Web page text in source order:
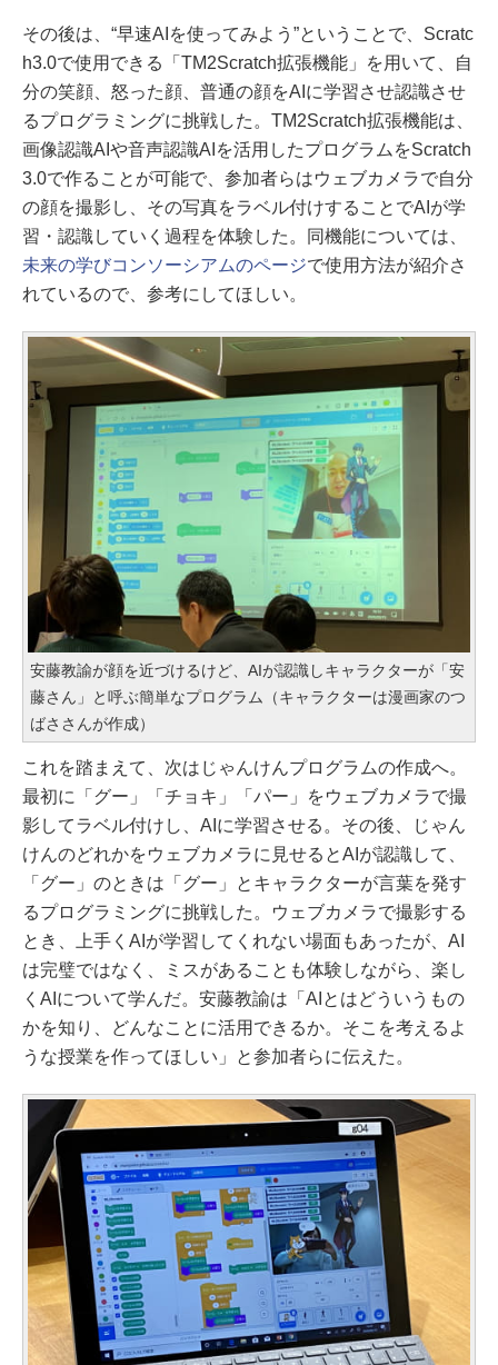
その後は、“早速AIを使ってみよう”ということで、Scratc
h3.0で使用できる「TM2Scratch拡張機能」を用いて、自
分の笑顔、怒った顔、普通の顔をAIに学習させ認識させ
るプログラミングに挑戦した。TM2Scratch拡張機能は、
画像認識AIや音声認識AIを活用したプログラムをScratch
3.0で作ることが可能で、参加者らはウェブカメラで自分
の顔を撮影し、その写真をラベル付けすることでAIが学
習・認識していく過程を体験した。同機能については、
未来の学びコンソーシアムのページで使用方法が紹介さ
れているので、参考にしてほしい。
安藤教諭が顔を近づけるけど、AIが認識しキャラクターが「安
藤さん」と呼ぶ簡単なプログラム（キャラクターは漫画家のつ
ばささんが作成）
これを踏まえて、次はじゃんけんプログラムの作成へ。
最初に「グー」「チョキ」「パー」をウェブカメラで撮
影してラベル付けし、AIに学習させる。その後、じゃん
けんのどれかをウェブカメラに見せるとAIが認識して、
「グー」のときは「グー」とキャラクターが言葉を発す
るプログラミングに挑戦した。ウェブカメラで撮影する
とき、上手くAIが学習してくれない場面もあったが、AI
は完璧ではなく、ミスがあることも体験しながら、楽し
くAIについて学んだ。安藤教諭は「AIとはどういうもの
かを知り、どんなことに活用できるか。そこを考えるよ
うな授業を作ってほしい」と参加者らに伝えた。